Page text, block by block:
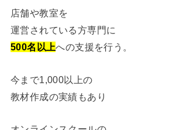
店舗や教室を
運営されている方専門に
500名以上への支援を行う。
今まで1,000以上の
教材作成の実績もあり